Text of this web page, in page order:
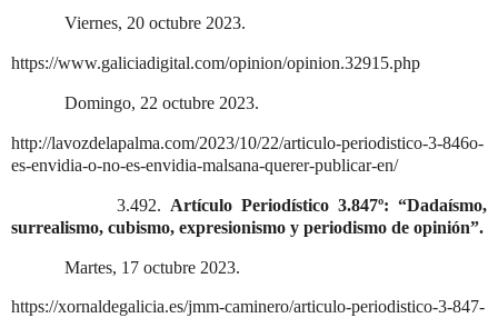
Viernes, 20 octubre 2023.
https://www.galiciadigital.com/opinion/opinion.32915.php
Domingo, 22 octubre 2023.
http://lavozdelapalma.com/2023/10/22/articulo-periodistico-3-846o-
es-envidia-o-no-es-envidia-malsana-querer-publicar-en/
3.492. Artículo Periodístico 3.847º: “Dadaísmo,
surrealismo, cubismo, expresionismo y periodismo de opinión”.
Martes, 17 octubre 2023.
https://xornaldegalicia.es/jmm-caminero/articulo-periodistico-3-847-